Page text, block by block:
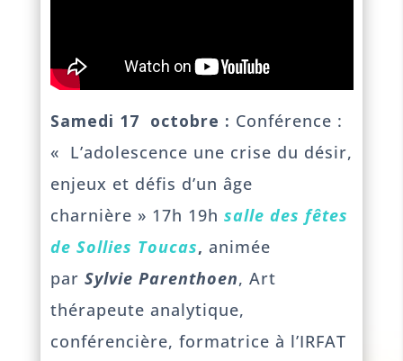
Samedi 17 octobre : Conférence :
« L’adolescence une crise du désir,
enjeux et défis d’un âge
charnière » 17h 19h salle des fêtes
de Sollies Toucas, animée
par Sylvie Parenthoen, Art
thérapeute analytique,
conférencière, formatrice à l’IRFAT